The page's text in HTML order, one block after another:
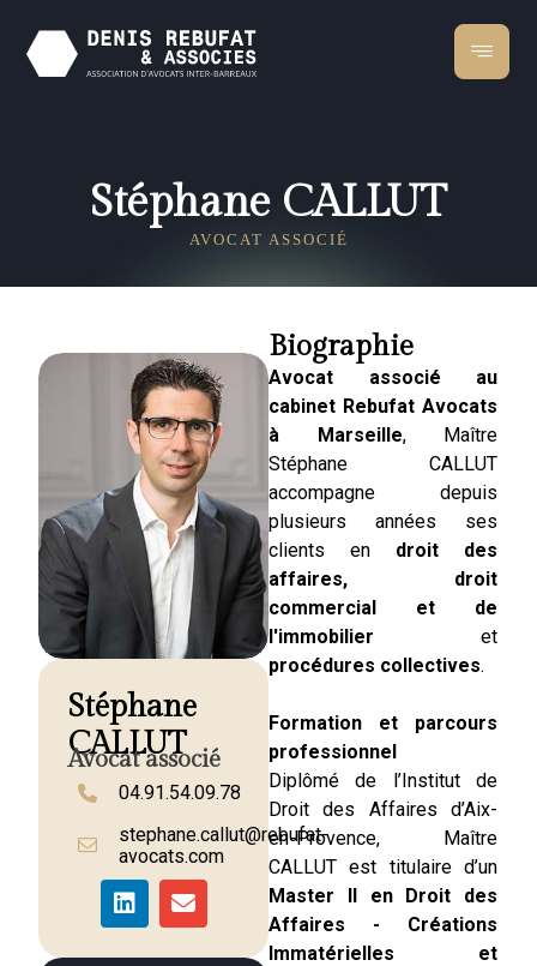
Stéphane CALLUT
AVOCAT ASSOCIÉ
Stéphane
CALLUT
Avocat associé
04.91.54.09.78
stephane.callut@rebufat-
avocats.com
Biographie
Avocat associé au
cabinet Rebufat Avocats
à Marseille, Maître
Stéphane CALLUT
accompagne depuis
plusieurs années ses
clients en droit des
affaires, droit
commercial et de
l'immobilier et
procédures collectives.
Formation et parcours
professionnel
Diplômé de l’Institut de
Droit des Affaires d’Aix-
en-Provence, Maître
CALLUT est titulaire d’un
Master II en Droit des
Affaires - Créations
Immatérielles et